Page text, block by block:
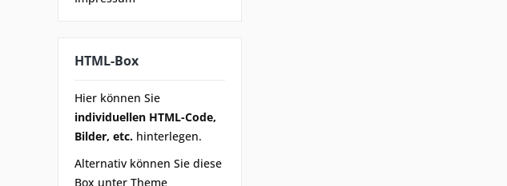
HTML-Box
Hier können Sie
individuellen HTML-Code,
Bilder, etc. hinterlegen.
Alternativ können Sie diese
Box unter Theme